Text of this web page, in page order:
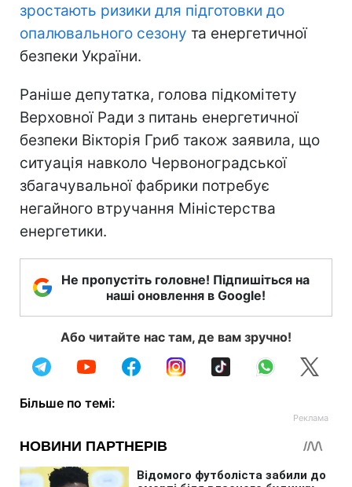
зростають ризики для підготовки до
опалювального сезону та енергетичної
безпеки України.
Раніше депутатка, голова підкомітету
Верховної Ради з питань енергетичної
безпеки Вікторія Гриб також заявила, що
ситуація навколо Червоноградської
збагачувальної фабрики потребує
негайного втручання Міністерства
енергетики.
Не пропустіть головне! Підпишіться на
наші оновлення в Google!
Або читайте нас там, де вам зручно!
Більше по темі: